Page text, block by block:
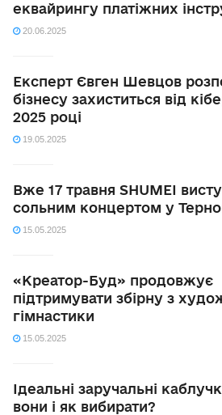
еквайрингу платіжних
20.06.2025
Експерт Євген Шевцов
бізнесу захиститься від
2025 році
19.05.2025
Вже 17 травня SHUMEI
сольним концертом у
15.05.2025
«Креатор-Буд» продовжує
підтримувати збірну з
гімнастики
15.05.2025
Ідеальні заручальні
вони і як вибирати?